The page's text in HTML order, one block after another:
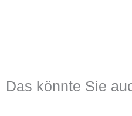
Das könnte Sie